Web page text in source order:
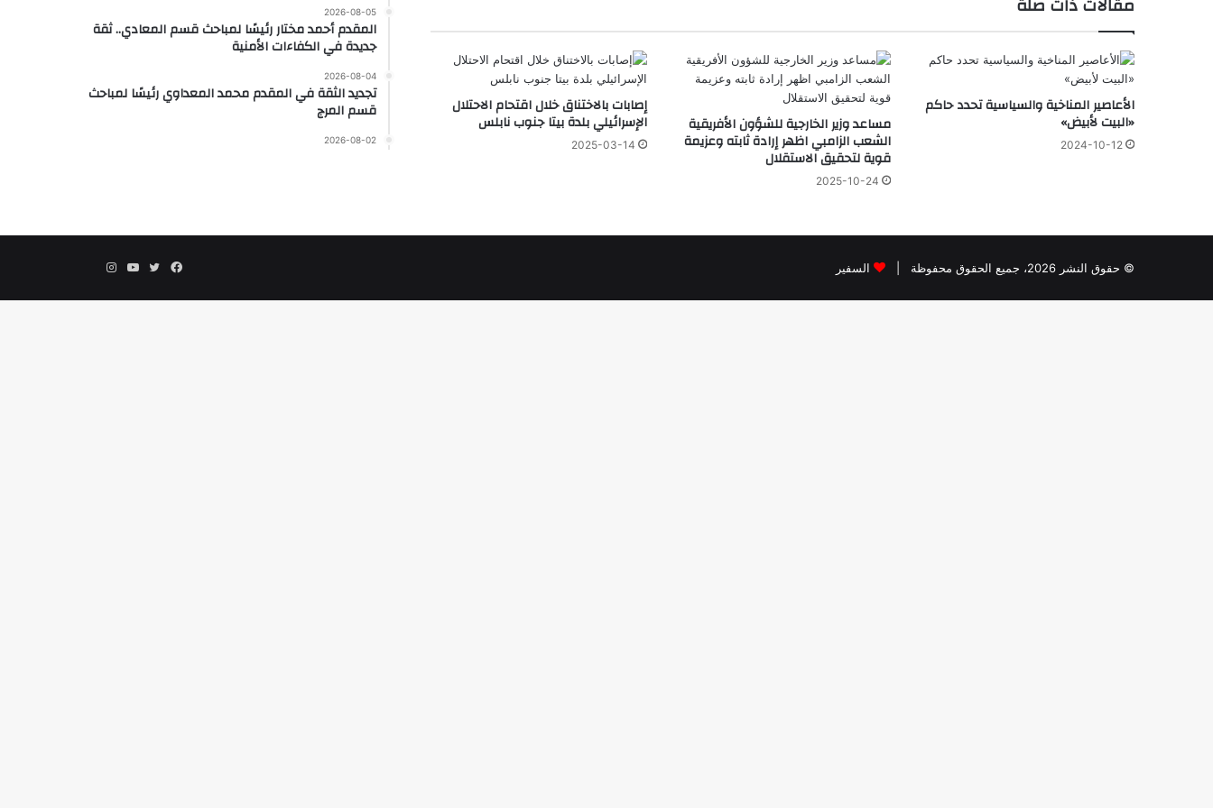
مقالات ذات صلة
الأعاصير المناخية والسياسية تحدد حاكم
«البيت لأبيض»
2024-10-12
مساعد وزير الخارجية للشؤون الأفريقية
الشعب الزامبي اظهر إرادة ثابته وعزيمة
قوية لتحقيق الاستقلال
2025-10-24
إصابات بالاختناق خلال اقتحام الاحتلال
الإسرائيلي بلدة بيتا جنوب نابلس
2025-03-14
2026-08-05
المقدم أحمد مختار رئيسًا لمباحث قسم المعادي.. ثقة
جديدة في الكفاءات الأمنية
2026-08-04
تجديد الثقة في المقدم محمد المعداوي رئيسًا لمباحث
قسم المرج
2026-08-02
© حقوق النشر 2026، جميع الحقوق محفوظة | السفير فيسبوك
تويتر يوتيوب